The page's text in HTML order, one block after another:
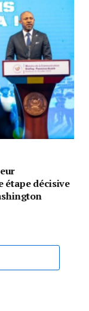
étape décisive